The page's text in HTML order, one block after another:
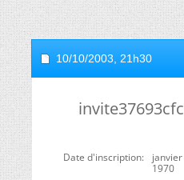
10/10/2003, 21h30
invite37693cfc
Date d'inscription
janvier
1970